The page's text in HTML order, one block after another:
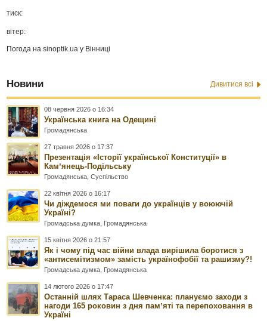
тиск:
вітер:
Погода наsinoptik.ua у Вінниці
Новини Дивитися всі
08 червня 2026 о 16:34
Українська книга на Одещині
Громадянська
27 травня 2026 о 17:37
Презентація «Історії української Конституції» в
Камʼянець-Подільську
Громадянська,Суспільство
22 квітня 2026 о 16:17
Чи діждемося ми поваги до українців у воюючій
Україні?
Громадська думка, Громадянська
15 квітня 2026 о 21:57
Як і чому під час війни влада вирішила боротися з
«антисемітизмом» замість українофобії та рашизму?!
Громадська думка, Громадянська
14 лютого 2026 о 17:47
Останній шлях Тараса Шевченка: плануємо заходи з
нагоди 165 роковин з дня памʼяті та перепоховання в
Україні